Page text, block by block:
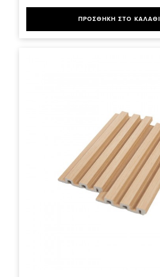
ΠΡΟΣΘΗΚΗ ΣΤΟ ΚΑΛΑΘΙ